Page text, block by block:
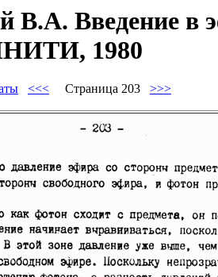
В.А. Введение в
1980
<<< Страница 203 >>>